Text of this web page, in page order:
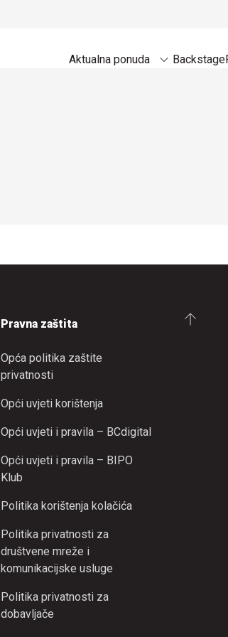
Aktualna ponuda Backstage
Pravna zaštita
Opća politika zaštite
privatnosti
Opći uvjeti korištenja
Opći uvjeti i pravila – BCdigital
Opći uvjeti i pravila – BIPO
Klub
Politika korištenja kolačića
Politika privatnosti za
društvene mreže i
komunikacijske usluge
Politika privatnosti za
dobavljače